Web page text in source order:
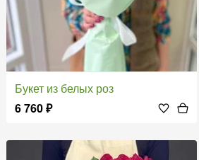
Букет из белых роз
6 760₽